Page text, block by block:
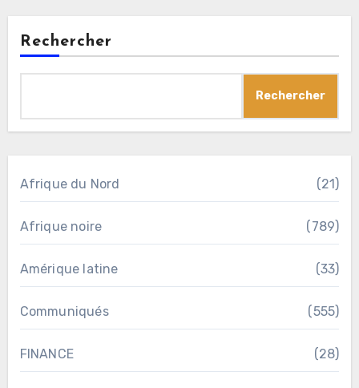
Rechercher
Rechercher
Afrique du Nord (21)
Afrique noire (789)
Amérique latine (33)
Communiqués (555)
FINANCE (28)